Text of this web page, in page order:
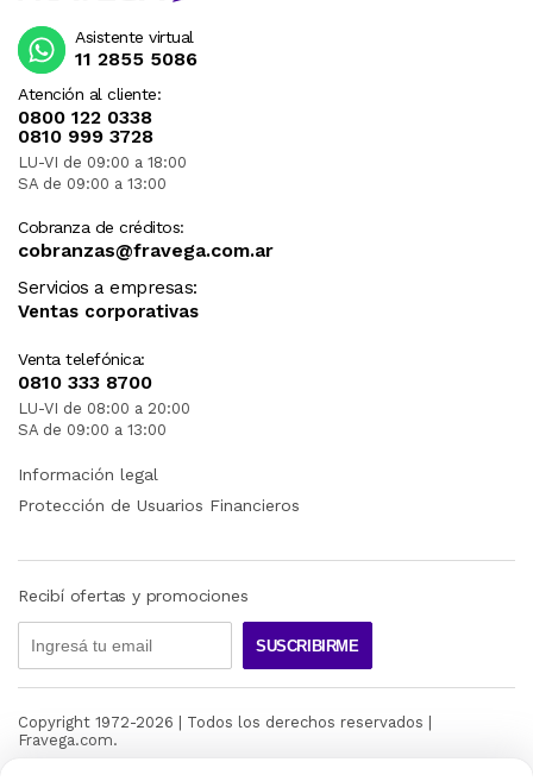
Atención al cliente:
0800 122 0338
0810 999 3728
LU-VI de 09:00 a 18:00
SA de 09:00 a 13:00
Cobranza de créditos:
cobranzas@fravega.com.ar
Servicios a empresas:
Ventas corporativas
Venta telefónica:
0810 333 8700
LU-VI de 08:00 a 20:00
SA de 09:00 a 13:00
Asistente virtual
11 2855 5086
Información legal
Protección de Usuarios Financieros
Recibí ofertas y promociones
SUSCRIBIRME
Copyright 1972-2026 | Todos los derechos reservados |
Fravega.com.